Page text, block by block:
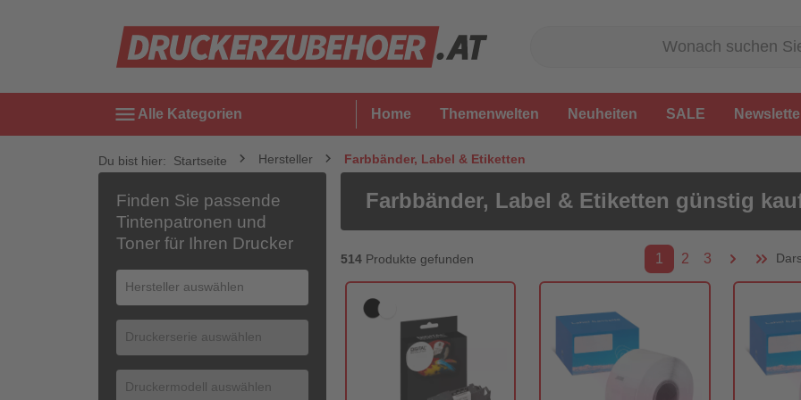
menu Alle Kategorien Home Themenwelten Neuheiten SALE
Du bist hier: Startseite Hersteller Farbbänder, Label & Etiketten
Finden Sie passende
Tintenpatronen und
Toner für Ihren Drucker
Farbbänder, Label & Etiketten günstig
514 Produkte gefunden 1 2 3